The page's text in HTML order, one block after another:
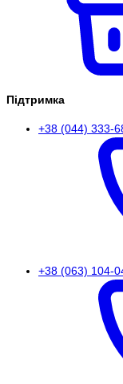
Підтримка
+38 (044) 333-
+38 (063) 104-